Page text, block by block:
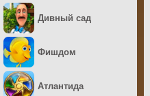
Дивный сад
Фишдом
Атлантида